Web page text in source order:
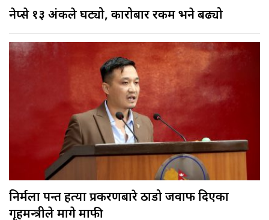
नेप्से १३ अंकले घट्यो, कारोबार रकम भने बढ्यो
निर्मला पन्त हत्या प्रकरणबारे ठाडो जवाफ दिएका
गृहमन्त्रीले मागे माफी